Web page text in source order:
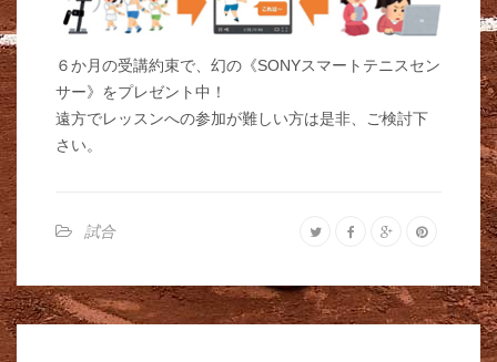
６か月の受講約束で、幻の《SONYスマートテニスセン
サー》をプレゼント中！
遠方でレッスンへの参加が難しい方は是非、ご検討下
さい。
試合